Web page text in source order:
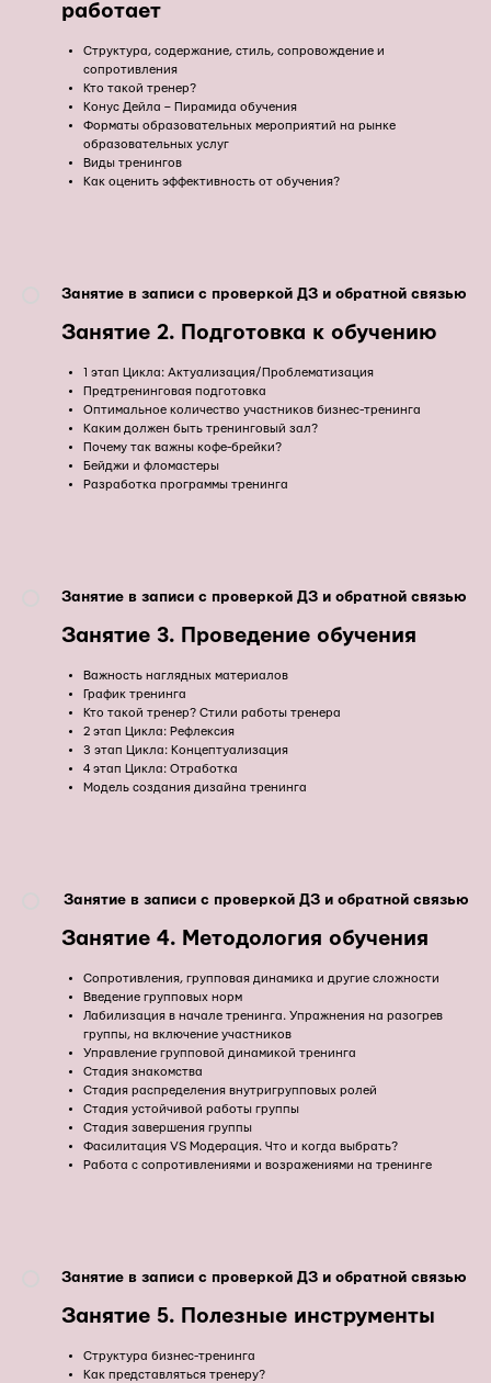
работает
Структура, содержание, стиль, сопровождение и
сопротивления
Кто такой тренер?
Конус Дейла – Пирамида обучения
Форматы образовательных мероприятий на рынке
образовательных услуг
Виды тренингов
Как оценить эффективность от обучения?
Занятие в записи с проверкой ДЗ и обратной связью
Занятие 2. Подготовка к обучению
1 этап Цикла: Актуализация/Проблематизация
Предтренинговая подготовка
Оптимальное количество участников бизнес-тренинга
Каким должен быть тренинговый зал?
Почему так важны кофе-брейки?
Бейджи и фломастеры
Разработка программы тренинга
Занятие в записи с проверкой ДЗ и обратной связью
Занятие 3. Проведение обучения
Важность наглядных материалов
График тренинга
Кто такой тренер? Стили работы тренера
2 этап Цикла: Рефлексия
3 этап Цикла: Концептуализация
4 этап Цикла: Отработка
Модель создания дизайна тренинга
Занятие в записи с проверкой ДЗ и обратной связью
Занятие 4. Методология обучения
Сопротивления, групповая динамика и другие сложности
Введение групповых норм
Лабилизация в начале тренинга. Упражнения на разогрев
группы, на включение участников
Управление групповой динамикой тренинга
Стадия знакомства
Стадия распределения внутригрупповых ролей
Стадия устойчивой работы группы
Стадия завершения группы
Фасилитация VS Модерация. Что и когда выбрать?
Работа с сопротивлениями и возражениями на тренинге
Занятие в записи с проверкой ДЗ и обратной связью
Занятие 5. Полезные инструменты
Структура бизнес-тренинга
Как представляться тренеру?